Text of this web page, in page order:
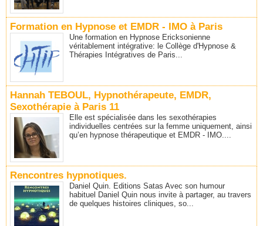
Formation en Hypnose et EMDR - IMO à Paris
Une formation en Hypnose Ericksonienne
véritablement intégrative: le Collège d'Hypnose &
Thérapies Intégratives de Paris...
Hannah TEBOUL, Hypnothérapeute, EMDR,
Sexothérapie à Paris 11
Elle est spécialisée dans les sexothérapies
individuelles centrées sur la femme uniquement, ainsi
qu’en hypnose thérapeutique et EMDR - IMO....
Rencontres hypnotiques.
Daniel Quin. Editions Satas Avec son humour
habituel Daniel Quin nous invite à partager, au travers
de quelques histoires cliniques, so...